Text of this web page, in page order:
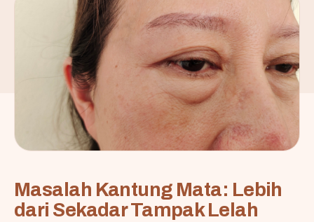
Masalah Kantung Mata: Lebih
dari Sekadar Tampak Lelah